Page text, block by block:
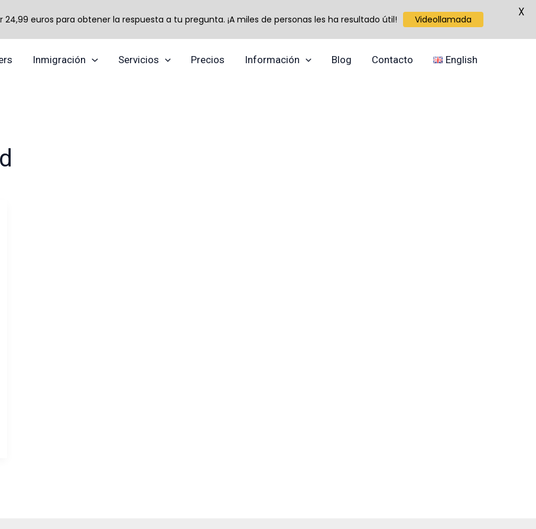
Inmigración Servicios Precios Información Blog Contacto English
euros para obtener la respuesta a tu pregunta. ¡A miles de personas les ha resultado útil! Videollamada
X